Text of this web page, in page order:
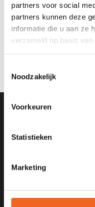
partners voor social
partners kunnen deze
informatie die u aan ze
verzameld op basis
Noodzakelijk
Voorkeuren
Statistieken
Marketing
€17,50